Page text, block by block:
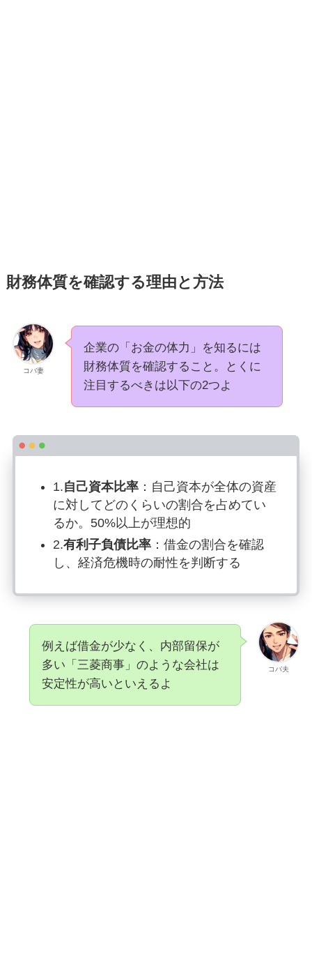
財務体質を確認する理由と方法
コバ妻
企業の「お金の体力」を知るには
財務体質を確認すること。とくに
注目するべきは以下の2つよ
1.自己資本比率：自己資本が全体の資産
に対してどのくらいの割合を占めてい
るか。50%以上が理想的
2.有利子負債比率：借金の割合を確認
し、経済危機時の耐性を判断する
コバ夫
例えば借金が少なく、内部留保が
多い「三菱商事」のような会社は
安定性が高いといえるよ